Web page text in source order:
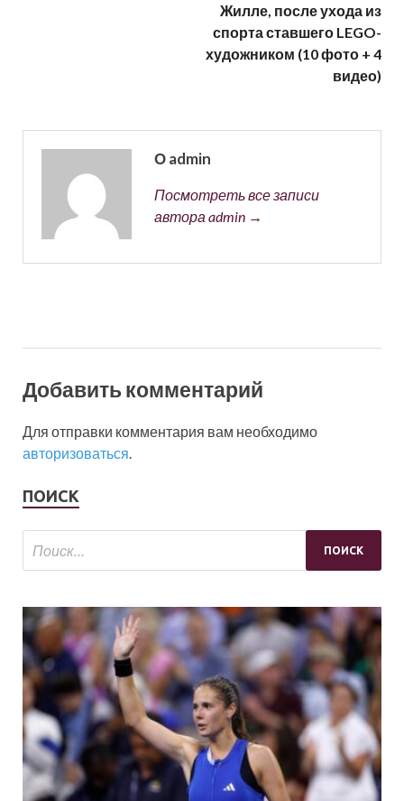
Жилле, после ухода из
спорта ставшего LEGO-
художником (10 фото + 4
видео)
О admin
Посмотреть все записи
автора admin →
Добавить комментарий
Для отправки комментария вам необходимо
авторизоваться.
ПОИСК